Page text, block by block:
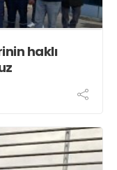
haklı